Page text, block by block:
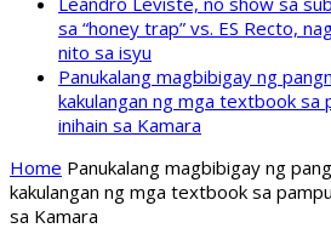
sa “honey trap” vs. ES Recto,
nito sa isyu
Panukalang magbibigay ng
kakulangan ng mga textbook sa
inihain sa Kamara
Home Panukalang magbibigay ng
kakulangan ng mga textbook sa
sa Kamara